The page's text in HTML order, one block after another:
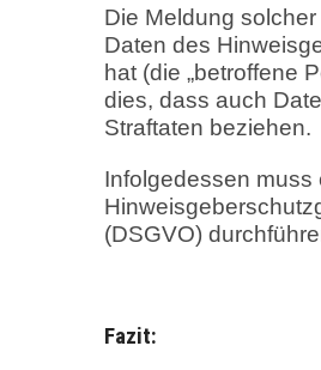
Die Meldung
Daten des
hat (die „betroffene
dies, dass auch
Straftaten beziehen.
Infolgedessen muss
(DSGVO)
Fazit: